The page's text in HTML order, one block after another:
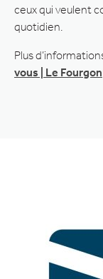
ceux qui veulent
quotidien.
Plus
vous | Le Fourgon